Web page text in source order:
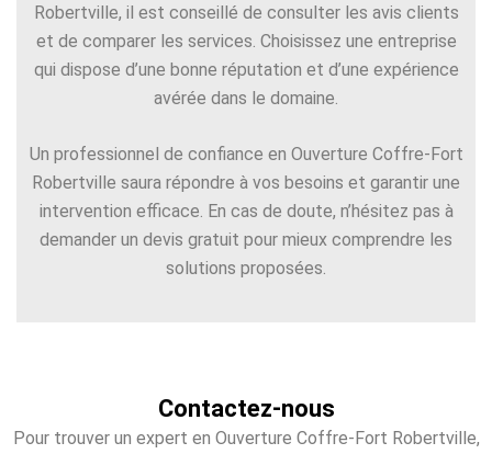
Robertville, il est conseillé de consulter les avis clients
et de comparer les services. Choisissez une entreprise
qui dispose d’une bonne réputation et d’une expérience
avérée dans le domaine.
Un professionnel de confiance en Ouverture Coffre-Fort
Robertville saura répondre à vos besoins et garantir une
intervention efficace. En cas de doute, n’hésitez pas à
demander un devis gratuit pour mieux comprendre les
solutions proposées.
Contactez-nous
Pour trouver un expert en Ouverture Coffre-Fort Robertville,